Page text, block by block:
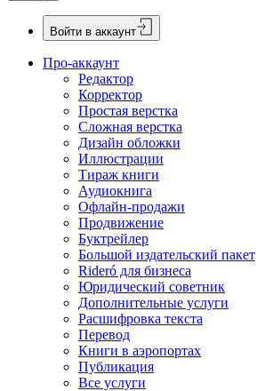
Войти в аккаунт
Про-аккаунт
Редактор
Корректор
Простая верстка
Сложная верстка
Дизайн обложки
Иллюстрации
Тираж книги
Аудиокнига
Офлайн-продажи
Продвижение
Буктрейлер
Большой издательский пакет
Rideró для бизнеса
Юридический советник
Дополнительные услуги
Расшифровка текста
Перевод
Книги в аэропортах
Публикация
Все услуги